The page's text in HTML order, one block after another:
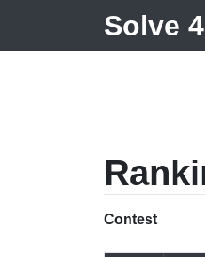
Solve 4
Contest